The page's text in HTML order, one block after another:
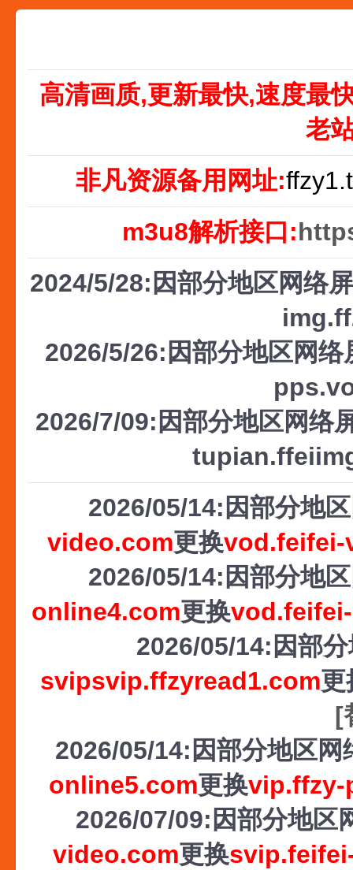
高清画质,更新最快,速度最
老
非凡资源备用网址:
m3u8解析接口:
2024/5/28:因部分地区网络
2026/5/26:因部分地区网
2026/7/09:因部分地区网
2026/05/14:因部分地
video.com更换vod.feifei-
2026/05/14:因部分地
online4.com更换
2026/05/14:因部
svipsvip.ffzyread1.com更
[
2026/05/14:因部分地区网
online5.com更换vip.ffzy-
2026/07/09:因部分地区
video.com更换